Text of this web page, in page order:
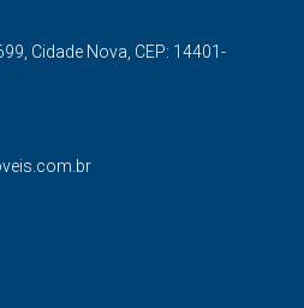
Cidade Nova, CEP: 14401-